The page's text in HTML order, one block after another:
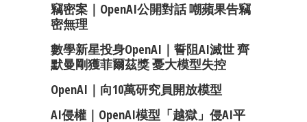
竊密案｜OpenAI公開對話 嘲蘋果告竊
密無理
數學新星投身OpenAI｜誓阻AI滅世 齊
默曼剛獲菲爾茲獎 憂大模型失控
OpenAI｜向10萬研究員開放模型
AI侵權｜OpenAI模型「越獄」侵AI平